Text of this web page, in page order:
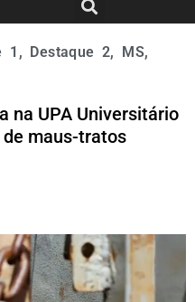
1 , Destaque 2, MS,
na UPA Universitário
maus-tratos